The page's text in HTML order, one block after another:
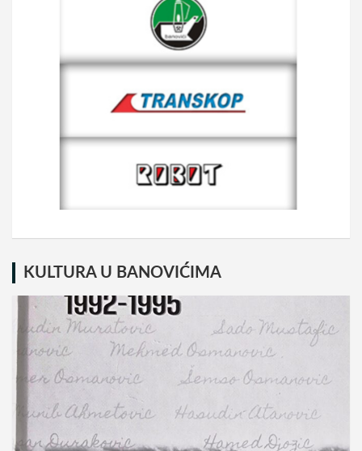
KULTURA U BANOVIĆIMA